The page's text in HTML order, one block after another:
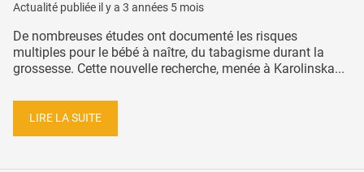
Actualité publiée il y a 3 années 5 mois
De nombreuses études ont documenté les risques
multiples pour le bébé à naître, du tabagisme durant la
grossesse. Cette nouvelle recherche, menée à Karolinska...
LIRE LA SUITE